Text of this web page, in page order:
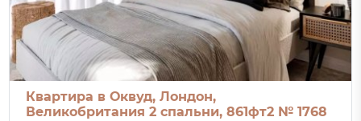
Квартира в Оквуд, Лондон,
Великобритания 2 спальни, 861фт2 № 1768